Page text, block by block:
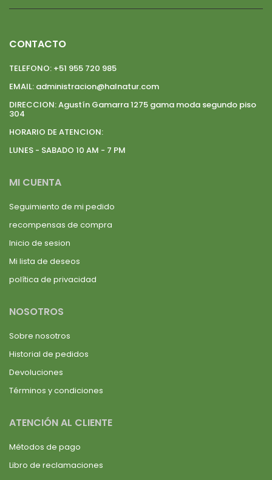
CONTACTO
TELEFONO: +51 955 720 985
EMAIL: administracion@halnatur.com
DIRECCION:Agustín Gamarra 1275 gama moda segundo piso
304
HORARIO DE ATENCION:
LUNES - SABADO 10 AM - 7 PM
MI CUENTA
Seguimiento de mi pedido
recompensas de compra
Inicio de sesion
Mi lista de deseos
política de privacidad
NOSOTROS
Sobre nosotros
Historial de pedidos
Devoluciones
Términos y condiciones
ATENCIÓN AL CLIENTE
Métodos de pago
Libro de reclamaciones